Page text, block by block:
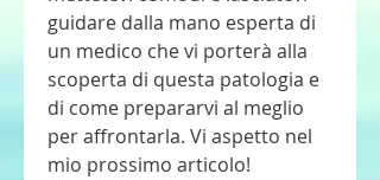
guidare dalla mano esperta di
un medico che vi porterà alla
scoperta di questa patologia e
di come prepararvi al meglio
per affrontarla. Vi aspetto nel
mio prossimo articolo!